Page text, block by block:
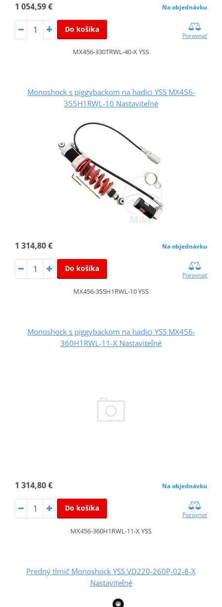
1 054,59 € Na objednávku
Do košíka
Porovnať
MX456-330TRWL-40-X YSS
Monoshock s piggybackom na hadici YSS MX456-
355H1RWL-10 Nastaviteľné
1 314,80 € Na objednávku
Do košíka
Porovnať
MX456-355H1RWL-10 YSS
Monoshock s piggybackom na hadici YSS MX456-
360H1RWL-11-X Nastaviteľné
1 314,80 € Na objednávku
Do košíka
Porovnať
MX456-360H1RWL-11-X YSS
Predný tlmič Monoshock YSS VD220-260P-02-8-X
Nastaviteľné